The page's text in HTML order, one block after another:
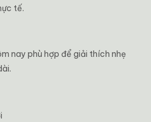
tế.
nay phù hợp để giải thích nhẹ